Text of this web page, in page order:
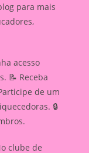
para mais
acesso
📝 Receba
de um
🔒
clube de